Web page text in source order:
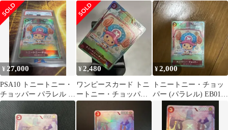
OP08-007
【SR/SP】メモリアル
コレクション
EB01-006 SR パラレル
¥27,000
PSA10 トニートニー・
チョッパー パラレル ワ
ンピースカード
¥2,480
ワンピースカード トニ
ートニー・チョッパー
EB01-006 SRパラレル
¥2,000
トニートニー・チョッ
パー (パラレル) EB01-